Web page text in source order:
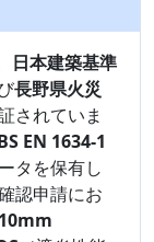
日本建築基準
長野県火災
されていま
EN 1634-1
タを保有し
認申請にお
10mm